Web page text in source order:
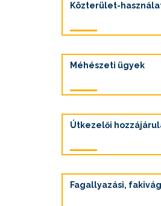
Közterület-
Méhészeti ügyek
Útkezelői
Fagallyazási,